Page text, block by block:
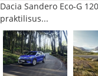
Dacia Sandero Eco-G 120
praktilisus...